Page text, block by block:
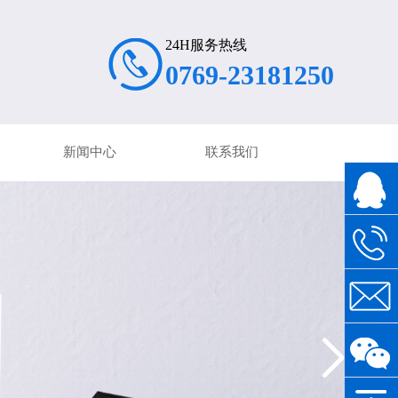
24H服务热线
0769-23181250
新闻中心 联系我们